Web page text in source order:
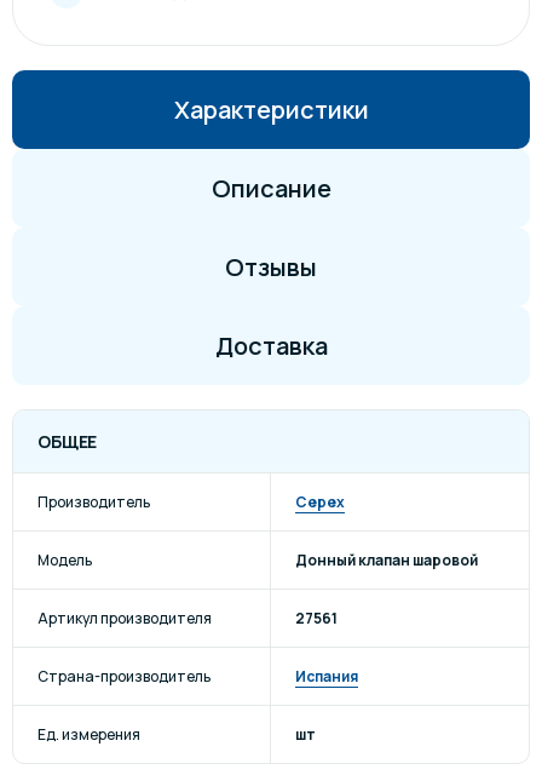
Характеристики
Описание
Отзывы
Доставка
ОБЩЕЕ
Производитель Cepex
Модель Донный клапан шаровой
Артикул производителя 27561
Страна-производитель Испания
Ед. измерения шт